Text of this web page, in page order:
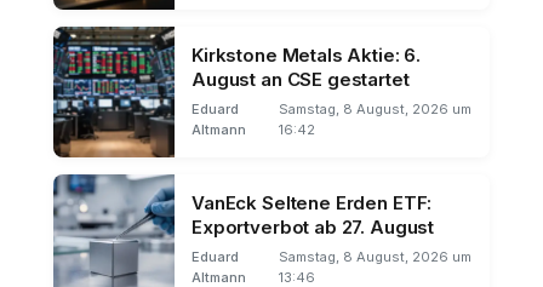
Kirkstone Metals Aktie: 6.
August an CSE gestartet
Eduard
Altmann
Samstag, 8 August, 2026 um
16:42
VanEck Seltene Erden ETF:
Exportverbot ab 27. August
Eduard
Altmann
Samstag, 8 August, 2026 um
13:46